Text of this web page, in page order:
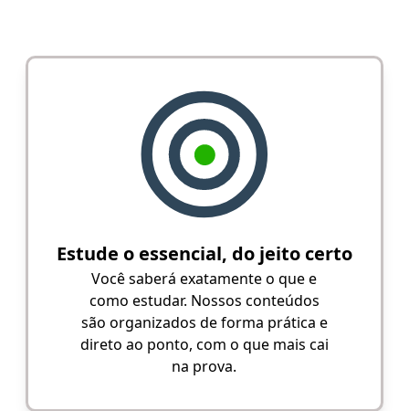
Estude o essencial, do jeito certo
Você saberá exatamente o que e
como estudar. Nossos conteúdos
são organizados de forma prática e
direto ao ponto, com o que mais cai
na prova.